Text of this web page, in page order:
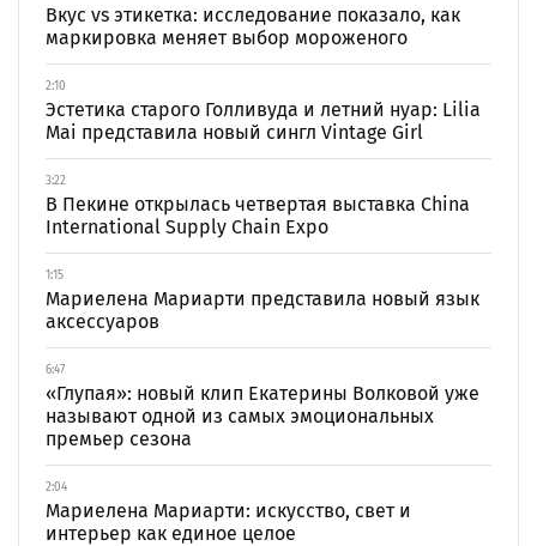
Вкус vs этикетка: исследование показало, как
маркировка меняет выбор мороженого
2:10
Эстетика старого Голливуда и летний нуар: Lilia
Mai представила новый сингл Vintage Girl
3:22
В Пекине открылась четвертая выставка China
International Supply Chain Expo
1:15
Мариелена Мариарти представила новый язык
аксессуаров
6:47
«Глупая»: новый клип Екатерины Волковой уже
называют одной из самых эмоциональных
премьер сезона
2:04
Мариелена Мариарти: искусство, свет и
интерьер как единое целое